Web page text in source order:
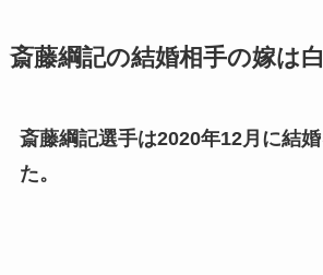
申真衣の旦那
子供も
斎藤綱記の結婚相手の嫁は
斎藤綱記選手は2020年12月に結
た。